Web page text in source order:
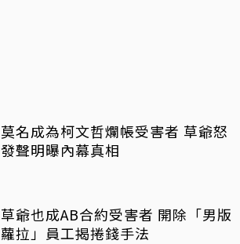
莫名成為柯文哲爛帳受害者 草爺怒
發聲明曝內幕真相
草爺也成AB合約受害者 開除「男版
蘿拉」員工揭捲錢手法